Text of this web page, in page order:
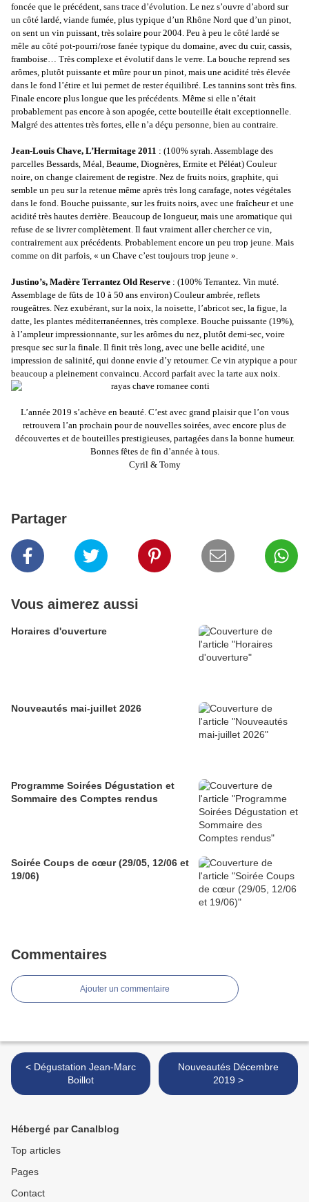
foncée que le précédent, sans trace d’évolution. Le nez s’ouvre d’abord sur
un côté lardé, viande fumée, plus typique d’un Rhône Nord que d’un pinot,
on sent un vin puissant, très solaire pour 2004. Peu à peu le côté lardé se
mêle au côté pot-pourri/rose fanée typique du domaine, avec du cuir, cassis,
framboise… Très complexe et évolutif dans le verre. La bouche reprend ses
arômes, plutôt puissante et mûre pour un pinot, mais une acidité très élevée
dans le fond l’étire et lui permet de rester équilibré. Les tannins sont très fins.
Finale encore plus longue que les précédents. Même si elle n’était
probablement pas encore à son apogée, cette bouteille était exceptionnelle.
Malgré des attentes très fortes, elle n’a déçu personne, bien au contraire.
Jean-Louis Chave, L’Hermitage 2011 : (100% syrah. Assemblage des
parcelles Bessards, Méal, Beaume, Diognères, Ermite et Péléat) Couleur
noire, on change clairement de registre. Nez de fruits noirs, graphite, qui
semble un peu sur la retenue même après très long carafage, notes végétales
dans le fond. Bouche puissante, sur les fruits noirs, avec une fraîcheur et une
acidité très hautes derrière. Beaucoup de longueur, mais une aromatique qui
refuse de se livrer complètement. Il faut vraiment aller chercher ce vin,
contrairement aux précédents. Probablement encore un peu trop jeune. Mais
comme on dit parfois, « un Chave c’est toujours trop jeune ».
Justino’s, Madère Terrantez Old Reserve : (100% Terrantez. Vin muté.
Assemblage de fûts de 10 à 50 ans environ) Couleur ambrée, reflets
rougeâtres. Nez exubérant, sur la noix, la noisette, l’abricot sec, la figue, la
datte, les plantes méditerranéennes, très complexe. Bouche puissante (19%),
à l’ampleur impressionnante, sur les arômes du nez, plutôt demi-sec, voire
presque sec sur la finale. Il finit très long, avec une belle acidité, une
impression de salinité, qui donne envie d’y retourner. Ce vin atypique a pour
beaucoup a pleinement convaincu. Accord parfait avec la tarte aux noix.
L’année 2019 s’achève en beauté. C’est avec grand plaisir que l’on vous
retrouvera l’an prochain pour de nouvelles soirées, avec encore plus de
découvertes et de bouteilles prestigieuses, partagées dans la bonne humeur.
Bonnes fêtes de fin d’année à tous.
Cyril & Tomy
Partager
Vous aimerez aussi
Horaires d'ouverture
Nouveautés mai-juillet 2026
Programme Soirées Dégustation et
Sommaire des Comptes rendus
Soirée Coups de cœur (29/05, 12/06 et
19/06)
Commentaires
Ajouter un commentaire
< Dégustation Jean-Marc
Boillot
Nouveautés Décembre
2019 >
Hébergé par Canalblog
Top articles
Pages
Contact